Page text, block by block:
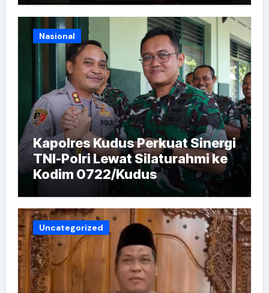
Nasional
Kapolres Kudus Perkuat Sinergi
TNI-Polri Lewat Silaturahmi ke
Kodim 0722/Kudus
Uncategorized